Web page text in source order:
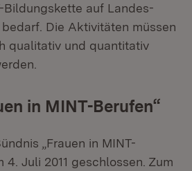
Bildungskette auf Landes-
Die Aktivitäten müssen
qualitativ und quantitativ
in MINT-Berufen“
„Frauen in MINT-
4. Juli 2011 geschlossen. Zum